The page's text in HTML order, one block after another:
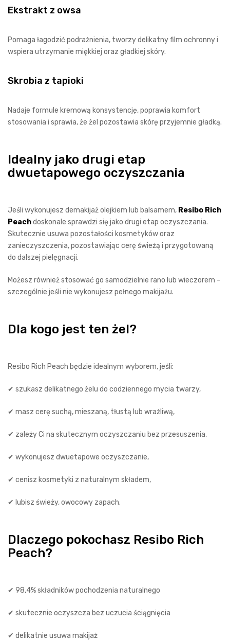
Ekstrakt z owsa
Pomaga łagodzić podrażnienia, tworzy delikatny film ochronny i
wspiera utrzymanie miękkiej oraz gładkiej skóry.
Skrobia z tapioki
Nadaje formule kremową konsystencję, poprawia komfort
stosowania i sprawia, że żel pozostawia skórę przyjemnie gładką.
Idealny jako drugi etap
dwuetapowego oczyszczania
Jeśli wykonujesz demakijaż olejkiem lub balsamem, Resibo Rich
Peachdoskonale sprawdzi się jako drugi etap oczyszczania.
Skutecznie usuwa pozostałości kosmetyków oraz
zanieczyszczenia, pozostawiając cerę świeżą i przygotowaną
do dalszej pielęgnacji.
Możesz również stosować go samodzielnie rano lub wieczorem –
szczególnie jeśli nie wykonujesz pełnego makijażu.
Dla kogo jest ten żel?
Resibo Rich Peach będzie idealnym wyborem, jeśli:
✔ szukasz delikatnego żelu do codziennego mycia twarzy,
✔ masz cerę suchą, mieszaną, tłustą lub wrażliwą,
✔ zależy Ci na skutecznym oczyszczaniu bez przesuszenia,
✔ wykonujesz dwuetapowe oczyszczanie,
✔ cenisz kosmetyki z naturalnym składem,
✔ lubisz świeży, owocowy zapach.
Dlaczego pokochasz Resibo Rich
Peach?
✔ 98,4% składników pochodzenia naturalnego
✔ skutecznie oczyszcza bez uczucia ściągnięcia
✔ delikatnie usuwa makijaż